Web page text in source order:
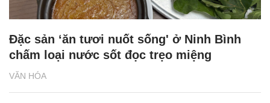
VĂN HÓA
Đặc sản ‘ăn tươi nuốt sống' ở Ninh Bình
chấm loại nước sốt đọc trẹo miệng